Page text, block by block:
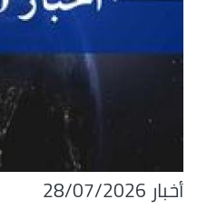
أخبار 28/07/2026